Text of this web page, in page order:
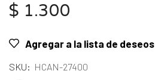
$ 1.300
Agregar a la lista de deseos
SKU: HCAN-27400